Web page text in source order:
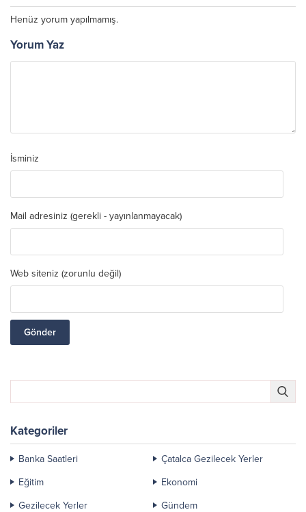
Henüz yorum yapılmamış.
Yorum Yaz
İsminiz
Mail adresiniz (gerekli - yayınlanmayacak)
Web siteniz (zorunlu değil)
Kategoriler
Banka Saatleri
Çatalca Gezilecek Yerler
Eğitim
Ekonomi
Gezilecek Yerler
Gündem